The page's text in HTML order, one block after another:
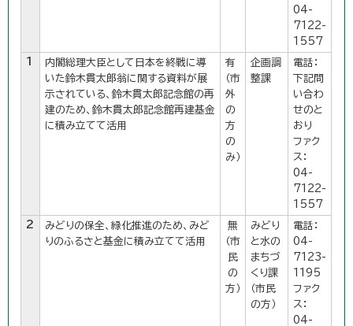
04-
7122-
1557
1
内閣総理大臣として日本を終戦に導
いた鈴木貫太郎翁に関する資料が展
示されている、鈴木貫太郎記念館の再
建のため、鈴木貫太郎記念館再建基金
に積み立てて活用
有
（市
外
の
方
の
み）
企画調
整課
電話：
下記問
い合わ
せのと
おり
ファク
ス：
04-
7122-
1557
2
みどりの保全、緑化推進のため、みど
りのふるさと基金に積み立てて活用
無
（市
民
の
方）
みどり
と水の
まちづ
くり課
（市民
の方）
電話：
04-
7123-
1195
ファク
ス：
04-